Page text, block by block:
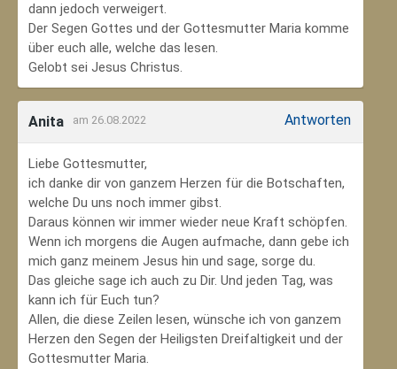
dann jedoch verweigert.
Der Segen Gottes und der Gottesmutter Maria komme
über euch alle, welche das lesen.
Gelobt sei Jesus Christus.
Anita am 26.08.2022 Antworten
Liebe Gottesmutter,
ich danke dir von ganzem Herzen für die Botschaften,
welche Du uns noch immer gibst.
Daraus können wir immer wieder neue Kraft schöpfen.
Wenn ich morgens die Augen aufmache, dann gebe ich
mich ganz meinem Jesus hin und sage, sorge du.
Das gleiche sage ich auch zu Dir. Und jeden Tag, was
kann ich für Euch tun?
Allen, die diese Zeilen lesen, wünsche ich von ganzem
Herzen den Segen der Heiligsten Dreifaltigkeit und der
Gottesmutter Maria.